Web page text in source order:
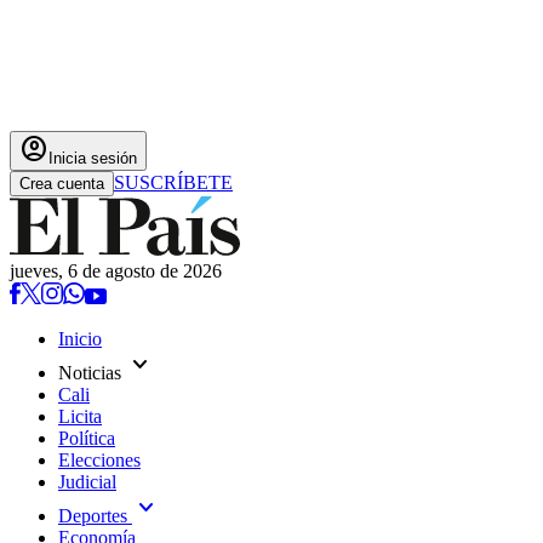
account_circle Inicia sesión
Crea cuenta SUSCRÍBETE
jueves, 6 de agosto de 2026
Inicio
Noticias expand_more
Cali
Licita
Política
Elecciones
Judicial
Deportes expand_more
Economía